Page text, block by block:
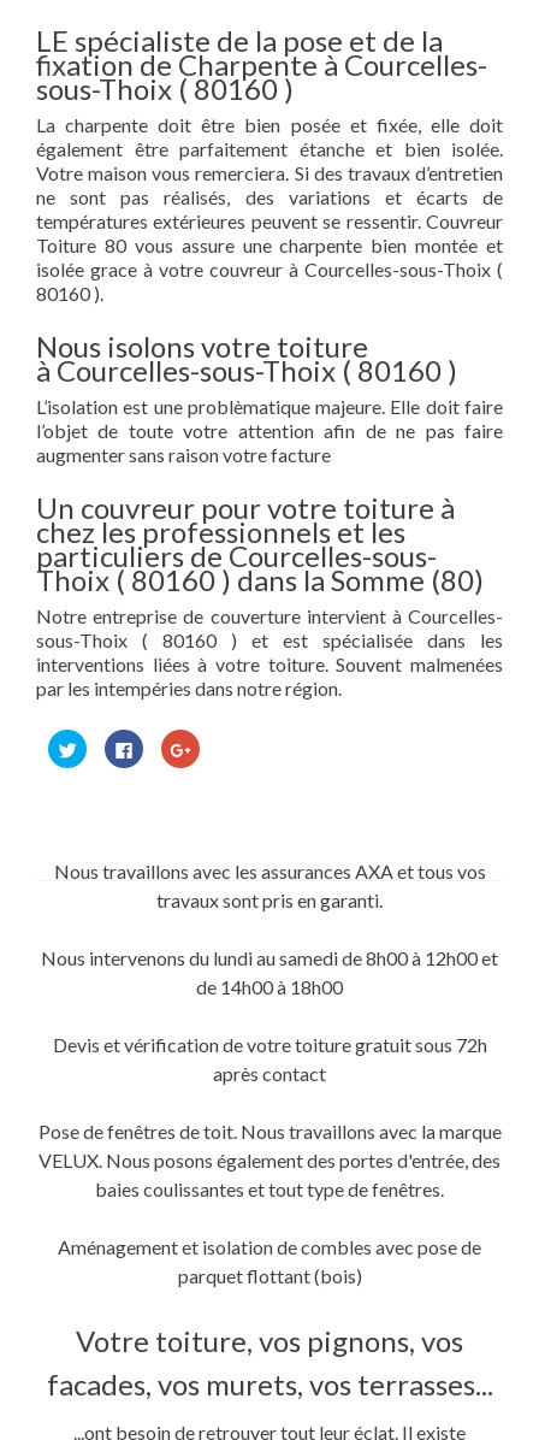
LE spécialiste de la pose et de la
fixation de Charpente à Courcelles-
sous-Thoix ( 80160 )
La charpente doit être bien posée et fixée, elle doit
également être parfaitement étanche et bien isolée.
Votre maison vous remerciera. Si des travaux d’entretien
ne sont pas réalisés, des variations et écarts de
températures extérieures peuvent se ressentir. Couvreur
Toiture 80 vous assure une charpente bien montée et
isolée grace à votre couvreur à Courcelles-sous-Thoix (
80160 ).
Nous isolons votre toiture
à Courcelles-sous-Thoix ( 80160 )
L’isolation est une problèmatique majeure. Elle doit faire
l’objet de toute votre attention afin de ne pas faire
augmenter sans raison votre facture
Un couvreur pour votre toiture à
chez les professionnels et les
particuliers de Courcelles-sous-
Thoix ( 80160 ) dans la Somme (80)
Notre entreprise de couverture intervient à Courcelles-
sous-Thoix ( 80160 ) et est spécialisée dans les
interventions liées à votre toiture. Souvent malmenées
par les intempéries dans notre région.
Cliquez
pour
partager
Cliquez
pour
partager
Cliquez
pour
fenêtre)
Nous travaillons avec les assurances AXA et tous vos
travaux sont pris en garanti.
Nous intervenons du lundi au samedi de 8h00 à 12h00 et
de 14h00 à 18h00
Devis et vérification de votre toiture gratuit sous 72h
après contact
Pose de fenêtres de toit. Nous travaillons avec la marque
VELUX. Nous posons également des portes d'entrée, des
baies coulissantes et tout type de fenêtres.
Aménagement et isolation de combles avec pose de
parquet flottant (bois)
Votre toiture, vos pignons, vos
facades, vos murets, vos terrasses...
...ont besoin de retrouver tout leur éclat. Il existe